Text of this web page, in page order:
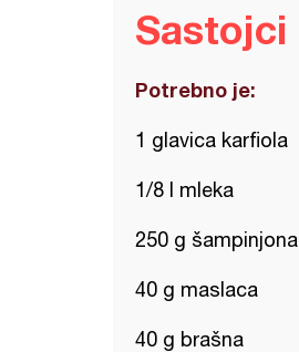
Sastojci
Potrebno je:
1 glavica karfiola
1/8 l mleka
250 g šampinjona
40 g maslaca
40 g brašna